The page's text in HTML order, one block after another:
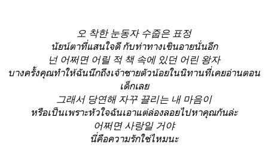
오 착한 눈동자 수줍은 표정
นัยน์ตาที่แสนใจดี กับท่าทางเขินอายนั่นอีก
넌 어쩌면 어릴 적 책 속에 있던 어린 왕자
บางครั้งคุณทำให้ฉันนึกถึงเจ้าชายตัวน้อยในนิทานที่เคยอ่านตอน
เด็กเลย
그래서 당연해 자꾸 끌리는 내 마음이
หรือเป็นเพราะหัวใจฉันเอาแต่ล่องลอยไปหาคุณกันล่ะ
어쩌면 사랑일 거야
นี่คือความรักใช่ไหมนะ